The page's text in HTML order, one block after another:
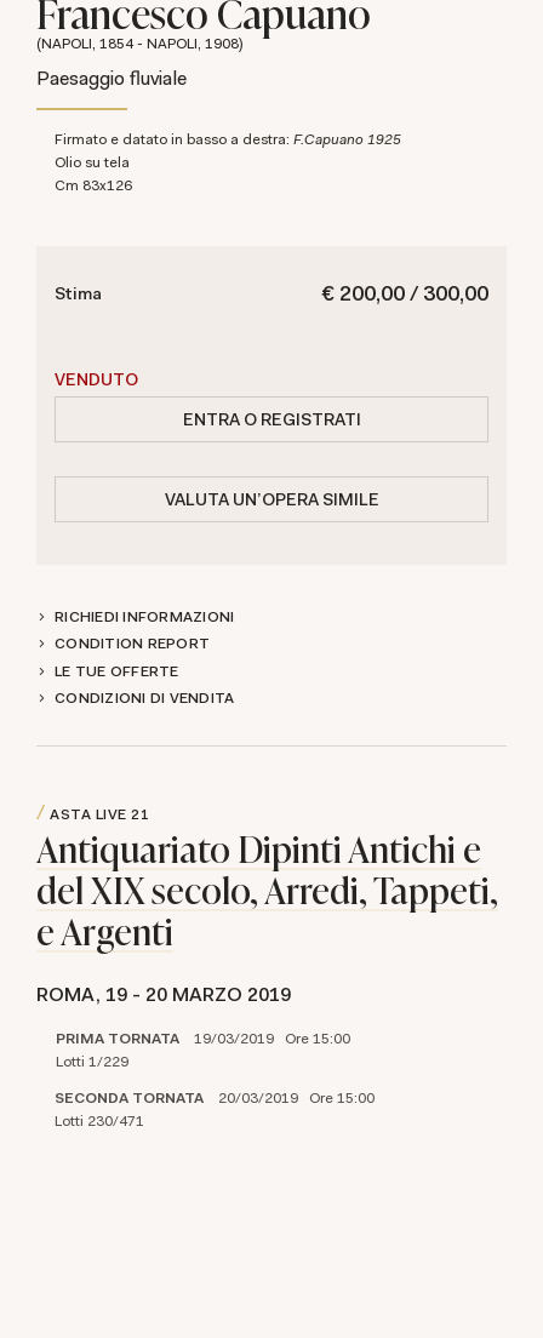
Francesco Capuano
(NAPOLI, 1854 - NAPOLI, 1908)
Paesaggio fluviale
Firmato e datato in basso a destra: F.Capuano 1925
olio su tela
cm 83x126
€ 200,00 / 300,00
Stima
VENDUTO
ENTRA O REGISTRATI
VALUTA UN'OPERA SIMILE
RICHIEDI INFORMAZIONI
CONDITION REPORT
LE TUE OFFERTE
CONDIZIONI DI VENDITA
ASTA LIVE 21
Antiquariato Dipinti Antichi e
del XIX secolo, Arredi, Tappeti,
e Argenti
ROMA, 19 - 20 MARZO 2019
PRIMA TORNATA 19/03/2019 Ore 15:00
Lotti 1/229
SECONDA TORNATA 20/03/2019 Ore 15:00
Lotti 230/471